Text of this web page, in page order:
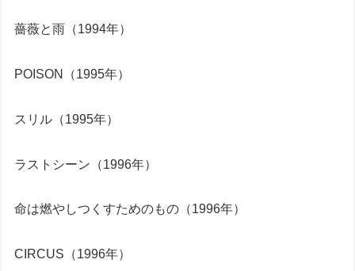
薔薇と雨（1994年）
POISON（1995年）
スリル（1995年）
ラストシーン（1996年）
命は燃やしつくすためのもの（1996年）
CIRCUS（1996年）